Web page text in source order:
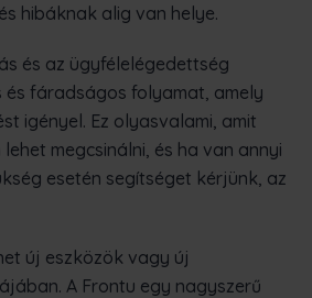
hibáknak alig van helye.
és az ügyfélelégedettség
fáradságos folyamat, amely
igényel. Ez olyasvalami, amit
megcsinálni, és ha van annyi
esetén segítséget kérjünk, az
új eszközök vagy új
A Frontu egy nagyszerű